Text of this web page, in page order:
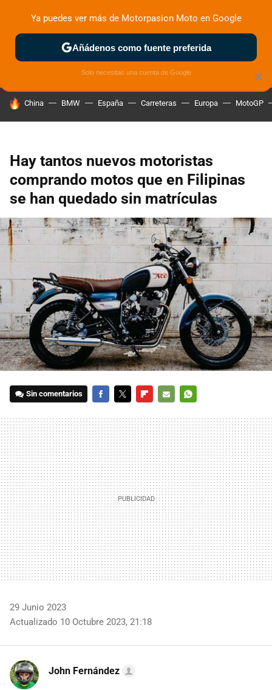
ZONA DE PRUEBAS DEPORTIVAS MOTOS ELÉCTRICAS
HOY SE HABLA DE
China BMW España Carreteras Europa MotoGP
Hay tantos nuevos motoristas
comprando motos que en Filipinas
se han quedado sin matrículas
Sin comentarios
MAIL
29 Junio 2023
Actualizado 10 Octubre 2023, 21:18
John Fernández
×
Ya puedes ver más de Motorpasion Moto en Google
Añádenos como fuente preferida
Solo necesitas una cuenta de Google